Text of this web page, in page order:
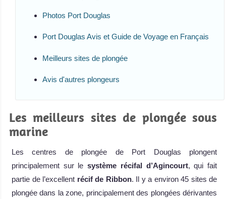
Photos Port Douglas
Port Douglas Avis et Guide de Voyage en Français
Meilleurs sites de plongée
Avis d'autres plongeurs
Les meilleurs sites de plongée sous
marine
Les centres de plongée de Port Douglas plongent
principalement sur lesystème récifal d’Agincourt, qui fait
partie de l’excellent récif de Ribbon. Il y a environ 45 sites de
plongée dans la zone, principalement des plongées dérivantes